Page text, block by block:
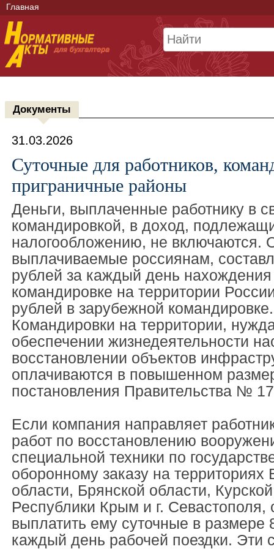
Главная
Документы
31.03.2026
Суточные для работников,
приграничные районы
Деньги, выплаченные работнику в
командировкой, в доход,
налогообложению, не включаются.
выплачиваемые россиянам,
рублей за каждый день
командировке на территории
рублей в зарубежной командировке.
Командировки на территории,
обеспечении жизнедеятельности
восстановлении объектов
оплачиваются в повышенном
постановления Правительства №
Если компания направляет
работ по восстановлению
специальной техники по
оборонному заказу на территориях
области, Брянской области,
Республики Крым и г. Севастополя,
выплатить ему суточные в размере
каждый день рабочей поездки. Эти